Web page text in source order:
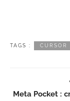
TAGS : CURSOR
Meta Pocket :